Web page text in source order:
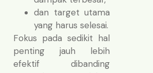
dan target utama
yang harus selesai.
Fokus pada sedikit hal
penting jauh lebih
efektif dibanding